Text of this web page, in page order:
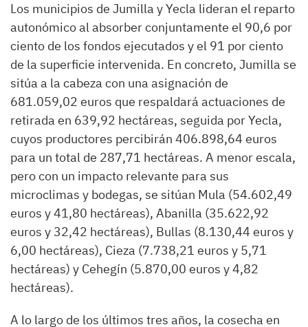
Los municipios de Jumilla y Yecla lideran el reparto
autonómico al absorber conjuntamente el 90,6 por
ciento de los fondos ejecutados y el 91 por ciento
de la superficie intervenida. En concreto, Jumilla se
sitúa a la cabeza con una asignación de
681.059,02 euros que respaldará actuaciones de
retirada en 639,92 hectáreas, seguida por Yecla,
cuyos productores percibirán 406.898,64 euros
para un total de 287,71 hectáreas. A menor escala,
pero con un impacto relevante para sus
microclimas y bodegas, se sitúan Mula (54.602,49
euros y 41,80 hectáreas), Abanilla (35.622,92
euros y 32,42 hectáreas), Bullas (8.130,44 euros y
6,00 hectáreas), Cieza (7.738,21 euros y 5,71
hectáreas) y Cehegín (5.870,00 euros y 4,82
hectáreas).
A lo largo de los últimos tres años, la cosecha en